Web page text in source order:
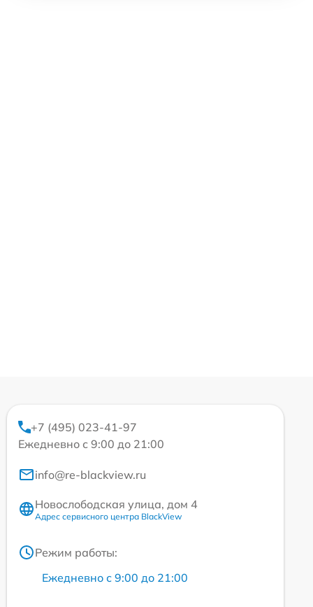
+7 (495) 023-41-97
Ежедневно с 9:00 до 21:00
info@re-blackview.ru
Новослободская улица, дом 4
Адрес сервисного центра BlackView
Режим работы:
Ежедневно с 9:00 до 21:00